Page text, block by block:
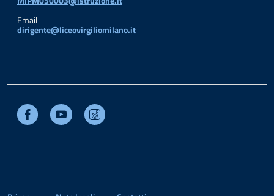
Email
dirigente@liceovirgiliomilano.it
Facebook Youtube